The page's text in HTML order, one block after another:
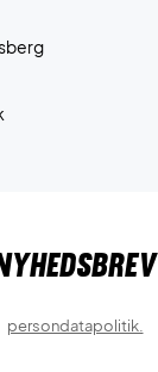
persondatapolitik.